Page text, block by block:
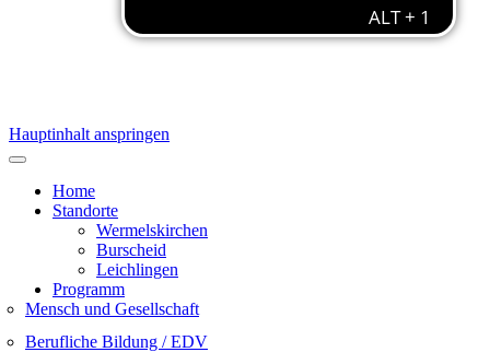
Hauptinhalt anspringen
Home
Standorte
Wermelskirchen
Burscheid
Leichlingen
Programm
Mensch und Gesellschaft
Berufliche Bildung / EDV